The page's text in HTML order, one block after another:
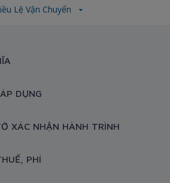
Lệ Vận Chuyển
DỤNG
XÁC NHẬN HÀNH TRÌNH
PHÍ